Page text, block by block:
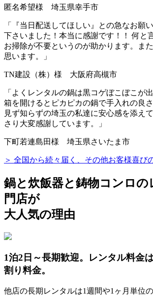
匿名希望様 埼玉県幸手市
「
『当日配送してほしい』との急なお願
下さいました！ 本当に感謝です！！ 何と
お掃除が不要というのが助かります。
ま
思います。」
TN建設（株）様 大阪府高槻市
「 よくレンタルの鍋は黒コゲぼこぼこが
箱を開けるとピカピカの鍋で手入れの良さ
見ず知らずの埼玉の私達に安心感を添え
さり大変感謝しています。」
下町若連島田様 埼玉県さいたま市
＞ 全国から続々届く、その他お客様喜び
鍋と炊飯器と鋳物コンロの
門店が
大人気の理由
1泊2日～長期歓迎。レンタル料金
割り料金。
他店の長期レンタルは1週間や1ヶ月単位